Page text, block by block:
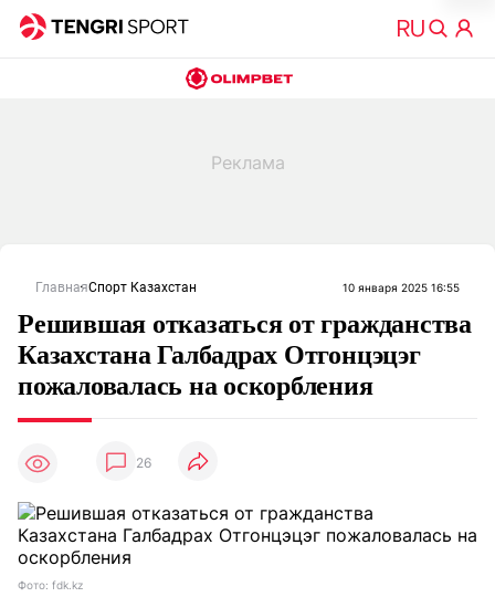
ГлавнаяСпорт Казахстан 10 января 2025 16:55
Решившая отказаться от гражданства
Казахстана Галбадрах Отгонцэцэг
пожаловалась на оскорбления
26
Фото: fdk.kz